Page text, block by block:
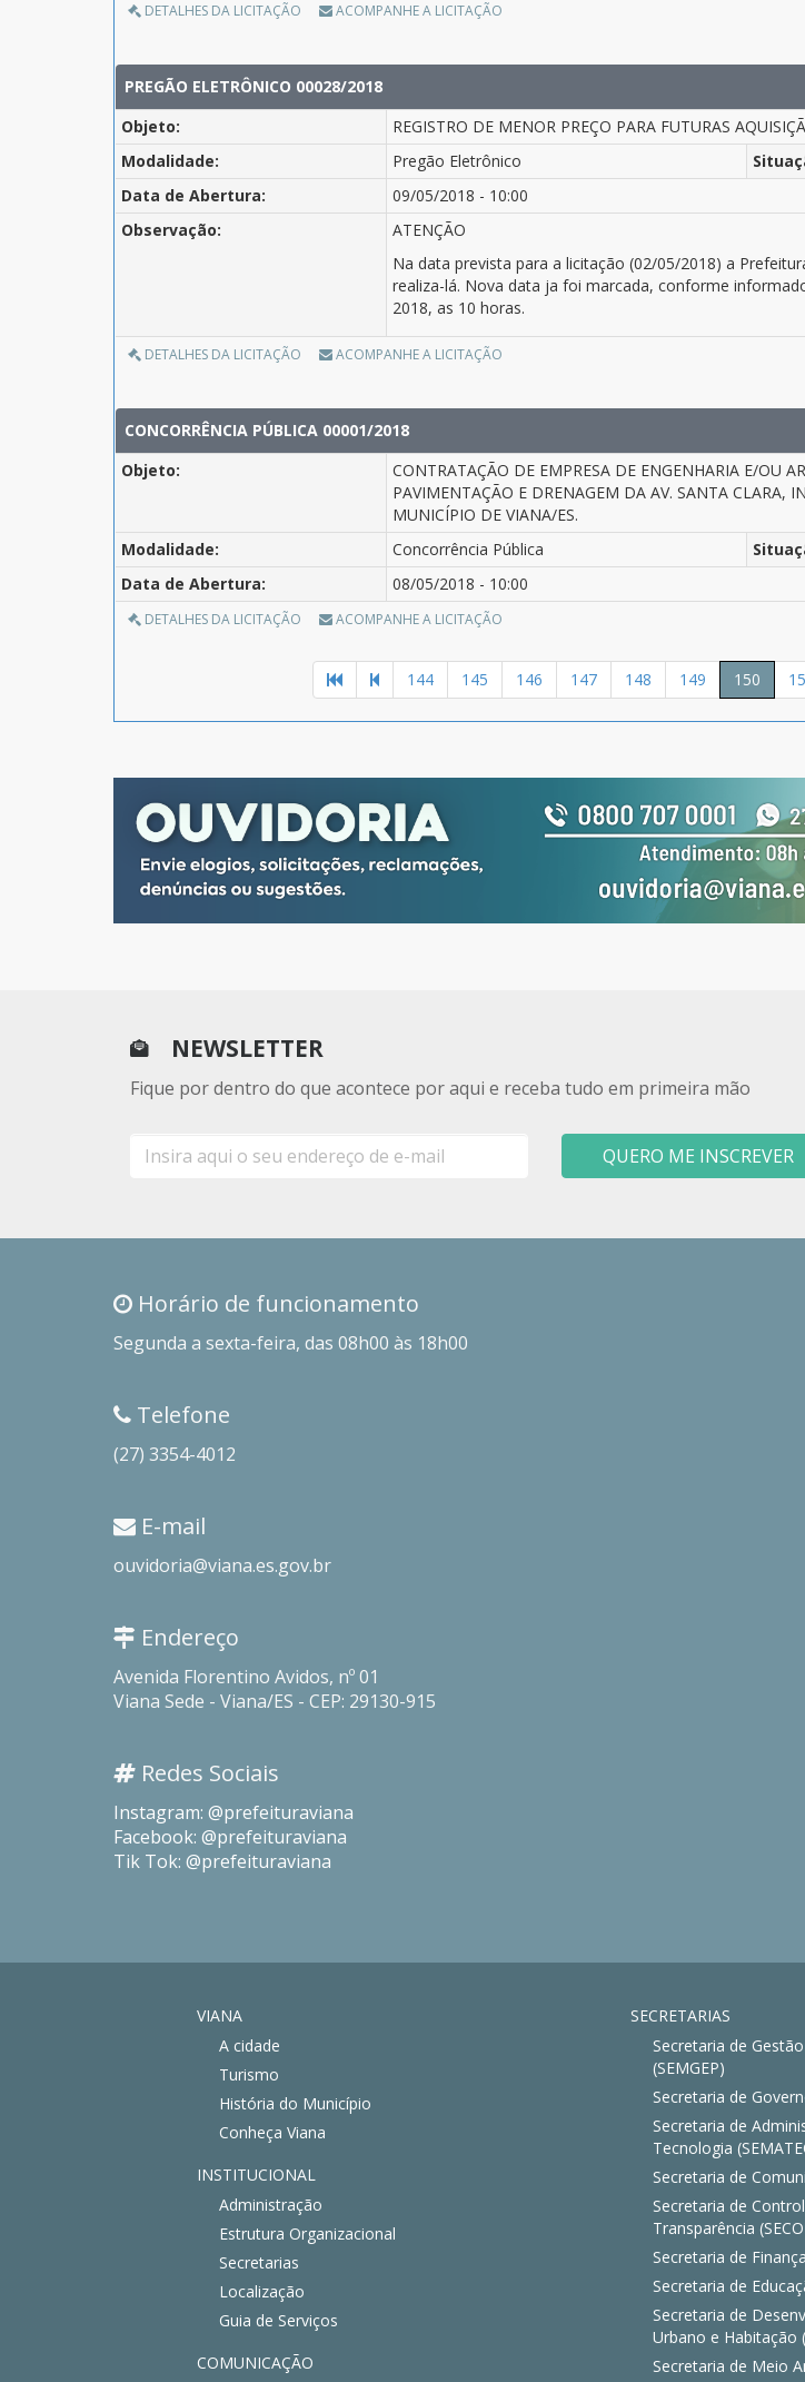
DETALHES DA LICITAÇÃO ACOMPANHE A LICITAÇÃO
PREGÃO ELETRÔNICO 00028/2018
Objeto:
REGISTRO DE MENOR PREÇO PARA FUTURAS
Modalidade:
Pregão Eletrônico
Data de Abertura:
09/05/2018 - 10:00
Observação:
ATENÇÃO
Na data prevista para a licitação (02/05/2018) a
realiza-lá. Nova data ja foi marcada, conforme
2018, as 10 horas.
DETALHES DA LICITAÇÃO ACOMPANHE A LICITAÇÃO
CONCORRÊNCIA PÚBLICA 00001/2018
Objeto:
CONTRATAÇÃO DE EMPRESA DE ENGENHARIA E/OU
PAVIMENTAÇÃO E DRENAGEM DA AV. SANTA CLARA,
MUNICÍPIO DE VIANA/ES.
Modalidade:
Concorrência Pública
Data de Abertura:
08/05/2018 - 10:00
DETALHES DA LICITAÇÃO ACOMPANHE A LICITAÇÃO
144 145 146 147 148 149 150
NEWSLETTER
Fique por dentro do que acontece por aqui e receba tudo em primeira mão
mail
QUERO ME INSCREVER
Horário de funcionamento
Segunda a sexta-feira, das 08h00 às 18h00
Telefone
(27) 3354-4012
E-mail
ouvidoria@viana.es.gov.br
Endereço
Avenida Florentino Avidos, nº 01
Viana Sede - Viana/ES - CEP: 29130-915
Redes Sociais
Instagram: @prefeituraviana
Facebook: @prefeituraviana
Tik Tok: @prefeituraviana
VIANA
A cidade
Turismo
História do Município
Conheça Viana
INSTITUCIONAL
Administração
Estrutura Organizacional
Secretarias
Localização
Guia de Serviços
COMUNICAÇÃO
SECRETARIAS
Secretaria de
(SEMGEP)
Secretaria de
Secretaria de
Tecnologia
Secretaria de
Secretaria de
Transparência
Secretaria de
Secretaria de
Secretaria de
Urbano e Habitação
Secretaria de Meio